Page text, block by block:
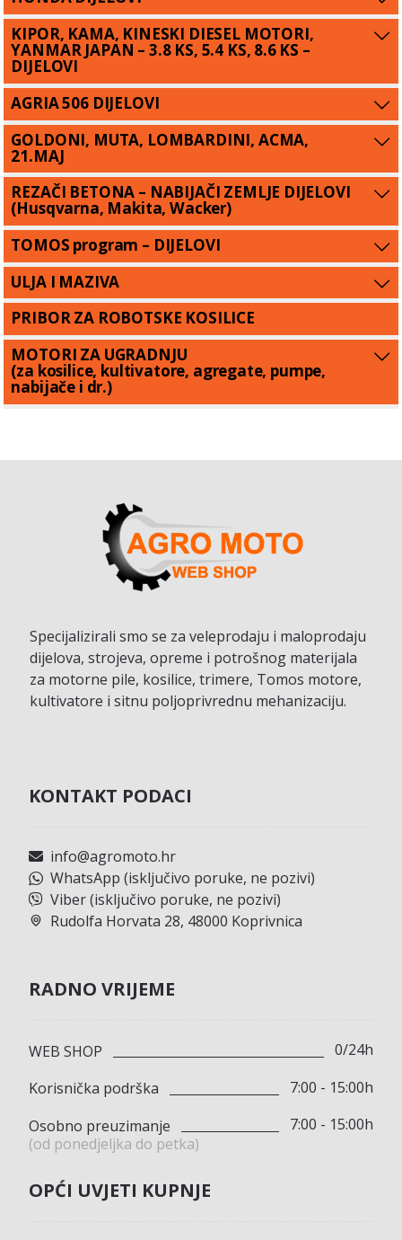
KIPOR, KAMA, KINESKI DIESEL MOTORI,
YANMAR JAPAN – 3.8 KS, 5.4 KS, 8.6 KS –
DIJELOVI
AGRIA 506 DIJELOVI
GOLDONI, MUTA, LOMBARDINI, ACMA,
21.MAJ
REZAČI BETONA – NABIJAČI ZEMLJE DIJELOVI
(Husqvarna, Makita, Wacker)
TOMOS program – DIJELOVI
ULJA I MAZIVA
PRIBOR ZA ROBOTSKE KOSILICE
MOTORI ZA UGRADNJU
(za kosilice, kultivatore, agregate, pumpe,
nabijače i dr.)
Specijalizirali smo se za veleprodaju i maloprodaju
dijelova, strojeva, opreme i potrošnog materijala
za motorne pile, kosilice, trimere, Tomos motore,
kultivatore i sitnu poljoprivrednu mehanizaciju.
KONTAKT PODACI
info@agromoto.hr
WhatsApp (isključivo poruke, ne pozivi)
Viber (isključivo poruke, ne pozivi)
Rudolfa Horvata 28, 48000 Koprivnica
RADNO VRIJEME
WEB SHOP
0/24h
Korisnička podrška
7:00 - 15:00h
Osobno preuzimanje
(od ponedjeljka do petka)
7:00 - 15:00h
OPĆI UVJETI KUPNJE